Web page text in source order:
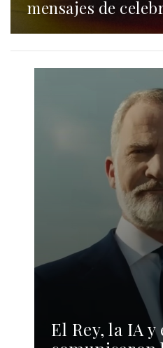
mensajes de
El Rey, la IA